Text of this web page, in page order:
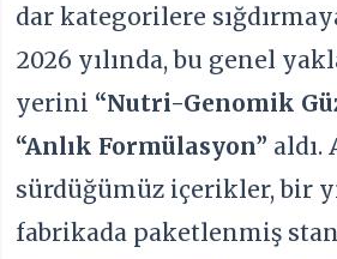
dar kategorilere
2026 yılında, bu genel
yerini “Nutri-Genomik
“Anlık Formülasyon” aldı.
sürdüğümüz içerikler, bir
fabrikada paketlenmiş